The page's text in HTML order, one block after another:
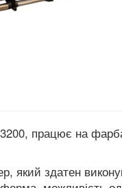
працює на
який здатен